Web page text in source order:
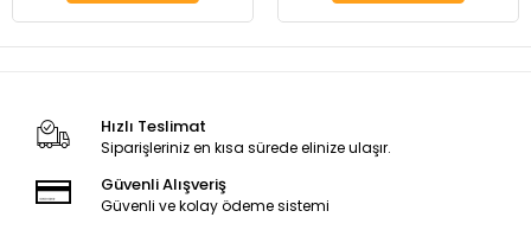
Hızlı Teslimat
Siparişleriniz en kısa sürede elinize ulaşır.
Güvenli Alışveriş
Güvenli ve kolay ödeme sistemi